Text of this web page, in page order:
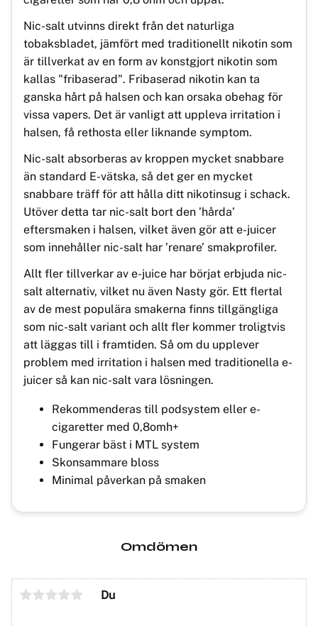
Nic-salt utvinns direkt från det naturliga
tobaksbladet, jämfört med traditionellt nikotin som
är tillverkat av en form av konstgjort nikotin som
kallas "fribaserad". Fribaserad nikotin kan ta
ganska hårt på halsen och kan orsaka obehag för
vissa vapers. Det är vanligt att uppleva irritation i
halsen, få rethosta eller liknande symptom.
Nic-salt absorberas av kroppen mycket snabbare
än standard E-vätska, så det ger en mycket
snabbare träff för att hålla ditt nikotinsug i schack.
Utöver detta tar nic-salt bort den ’hårda’
eftersmaken i halsen, vilket även gör att e-juicer
som innehåller nic-salt har ’renare’ smakprofiler.
Allt fler tillverkar av e-juice har börjat erbjuda nic-
salt alternativ, vilket nu även Nasty gör. Ett flertal
av de mest populära smakerna finns tillgängliga
som nic-salt variant och allt fler kommer troligtvis
att läggas till i framtiden. Så om du upplever
problem med irritation i halsen med traditionella e-
juicer så kan nic-salt vara lösningen.
Rekommenderas till podsystem eller e-
cigaretter med 0,8omh+
Fungerar bäst i MTL system
Skonsammare bloss
Minimal påverkan på smaken
Omdömen
Du